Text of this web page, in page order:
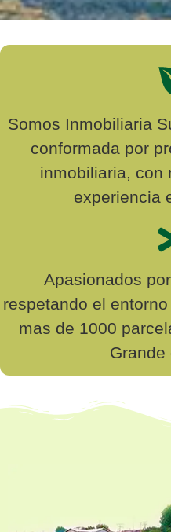
Somos Inmobiliaria
conformada por
inmobiliaria, con
experiencia
Apasionados
respetando el
mas de 1000
Grande